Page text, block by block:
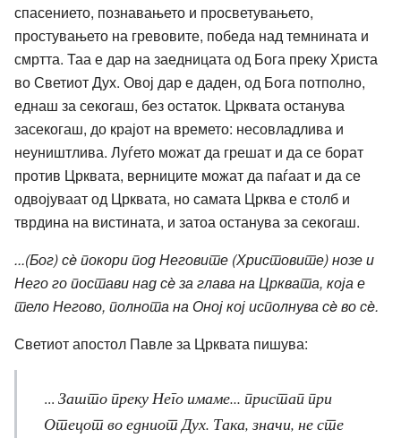
спасението, познавањето и просветувањето,
простувањето на гревовите, победа над темнината и
смртта. Таа е дар на заедницата од Бога преку Христа
во Светиот Дух. Овој дар е даден, од Бога потполно,
еднаш за секогаш, без остаток. Црквата останува
засекогаш, до крајот на времето: несовладлива и
неуништлива. Луѓето можат да грешат и да се борат
против Црквата, верниците можат да паѓаат и да се
одвојуваат од Црквата, но самата Црква е столб и
тврдина на вистината, и затоа останува за секогаш.
...(Бог) сè покори под Неговите (Христовите) нозе и
Него го постави над сè за глава на Црквата, која е
тело Негово, полнота на Оној кој исполнува сè во сè.
Светиот апостол Павле за Црквата пишува:
... Зашто преку Него имаме... пристап при
Отецот во едниот Дух. Така, значи, не сте